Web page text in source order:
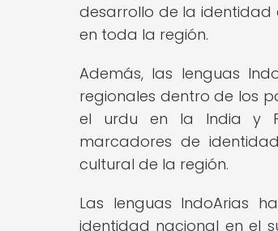
desarrollo de la identidad
en toda la región.
Además, las lenguas
regionales dentro de los
el urdu en la India y
marcadores de
cultural de la región.
Las lenguas IndoArias
identidad nacional en el